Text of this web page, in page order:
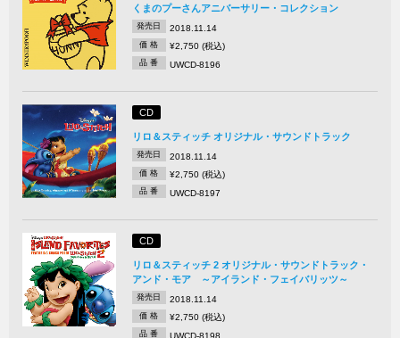
くまのプーさんアニバーサリー・コレクション
発売日 2018.11.14
価 格 ¥2,750 (税込)
品 番 UWCD-8196
CD
リロ＆スティッチ オリジナル・サウンドトラック
発売日 2018.11.14
価 格 ¥2,750 (税込)
品 番 UWCD-8197
CD
リロ＆スティッチ 2 オリジナル・サウンドトラック・
アンド・モア ～アイランド・フェイバリッツ～
発売日 2018.11.14
価 格 ¥2,750 (税込)
品 番 UWCD-8198